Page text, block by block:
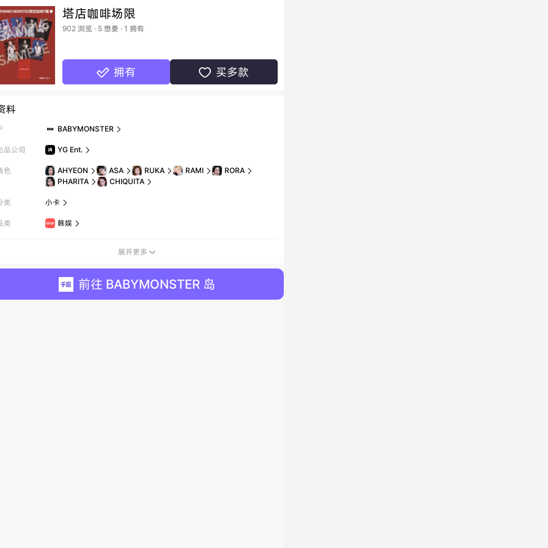
塔店咖啡场限
902 浏览 · 5 想要 · 1 拥有
 拥有  买多款
料
BABYMONSTER 
品公司 YG Ent. 
色 AHYEON  ASA  RUKA  RAMI  RORA 
PHARITA  CHIQUITA 
类 小卡 
类 韩娱 
展开更多 
前往 BABYMONSTER 岛